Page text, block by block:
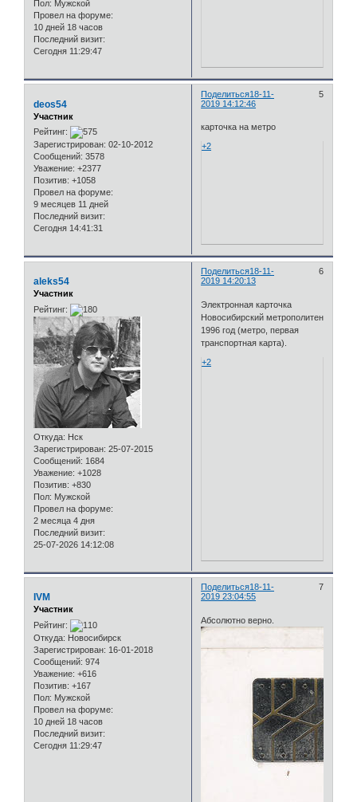
Пол: Мужской
Провел на форуме:
10 дней 18 часов
Последний визит:
Сегодня 11:29:47
Поделиться 5
18-11-
2019 14:12:46
deos54
Участник
Рейтинг:
Зарегистрирован: 02-10-2012
Сообщений: 3578
Уважение: +2377
Позитив: +1058
Провел на форуме:
9 месяцев 11 дней
Последний визит:
Сегодня 14:41:31
карточка на метро
+2
Поделиться 6
18-11-
2019 14:20:13
aleks54
Участник
Рейтинг:
Откуда: Нск
Зарегистрирован: 25-07-2015
Сообщений: 1684
Уважение: +1028
Позитив: +830
Пол: Мужской
Провел на форуме:
2 месяца 4 дня
Последний визит:
25-07-2026 14:12:08
Электронная карточка
Новосибирский метрополитен
1996 год (метро, первая
транспортная карта).
+2
Поделиться 7
18-11-
2019 23:04:55
IVM
Участник
Рейтинг:
Откуда: Новосибирск
Зарегистрирован: 16-01-2018
Сообщений: 974
Уважение: +616
Позитив: +167
Пол: Мужской
Провел на форуме:
10 дней 18 часов
Последний визит:
Сегодня 11:29:47
Абсолютно верно.